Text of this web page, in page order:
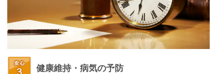
健康維持・病気の予防